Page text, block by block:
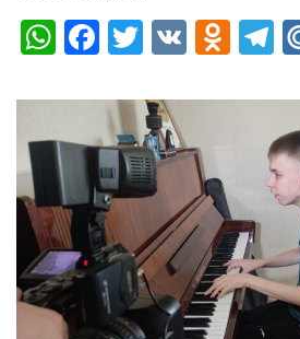
W
at
s
A
p
p
F
c
e
b
o
o
k
T
tt
er
V
O
n
a
ss
ni
ki
T
e
a